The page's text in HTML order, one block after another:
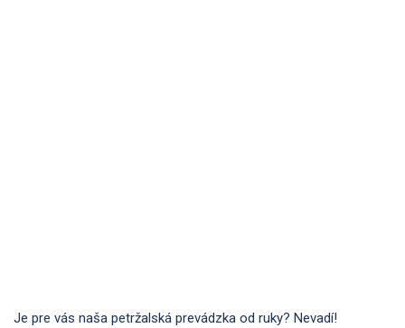
Je pre vás naša petržalská prevádzka od ruky? Nevadí!